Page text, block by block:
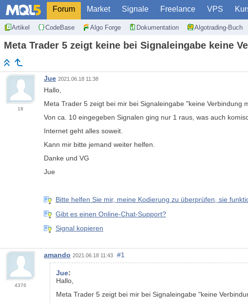
Forum Market Signale Freelance VPS
Artikel CodeBase Algo Forge Dokumentation Algotrading-Buch
Meta Trader 5 zeigt keine bei Signaleingabe keine
18
Jue 2021.06.18 11:38
Hallo,
Meta Trader 5 zeigt bei mir bei Signaleingabe "keine Verbindung
Von ca. 10 eingegeben Signalen ging nur 1 raus, was auch
Internet geht alles soweit.
Kann mir bitte jemand weiter helfen.
Danke und VG
Jue
Bitte helfen Sie mir, meine Kodierung zu überprüfen, sie
Gibt es einen Online-Chat-Support?
Signal kopieren
4376
amando 2021.06.18 11:43 #1
Jue:
Hallo,
Meta Trader 5 zeigt bei mir bei Signaleingabe "keine